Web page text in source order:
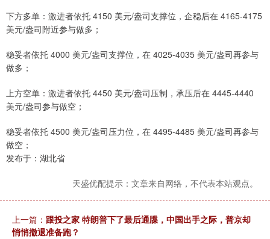
下方多单：激进者依托 4150 美元/盎司支撑位，企稳后在 4165-4175
美元/盎司附近参与做多；
稳妥者依托 4000 美元/盎司支撑位，在 4025-4035 美元/盎司再参与
做多；
上方空单：激进者依托 4450 美元/盎司压制，承压后在 4445-4440
美元/盎司参与做空；
稳妥者依托 4500 美元/盎司压力位，在 4495-4485 美元/盎司再参与
做空；
发布于：湖北省
天盛优配提示：文章来自网络，不代表本站观点。
上一篇： 跟投之家 特朗普下了最后通牒，中国出手之际，普京却
悄悄撤退准备跑？